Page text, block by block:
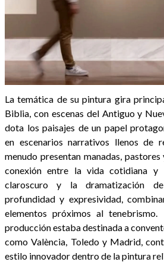
La temática de su pintura gira
Biblia, con escenas del Antiguo y
dota los paisajes de un papel
en escenarios narrativos llenos de
menudo presentan manadas,
conexión entre la vida cotidiana y
claroscuro y la dramatización
profundidad y expresividad,
elementos próximos al
producción estaba destinada a
como València, Toledo y Madrid,
estilo innovador dentro de la pintura